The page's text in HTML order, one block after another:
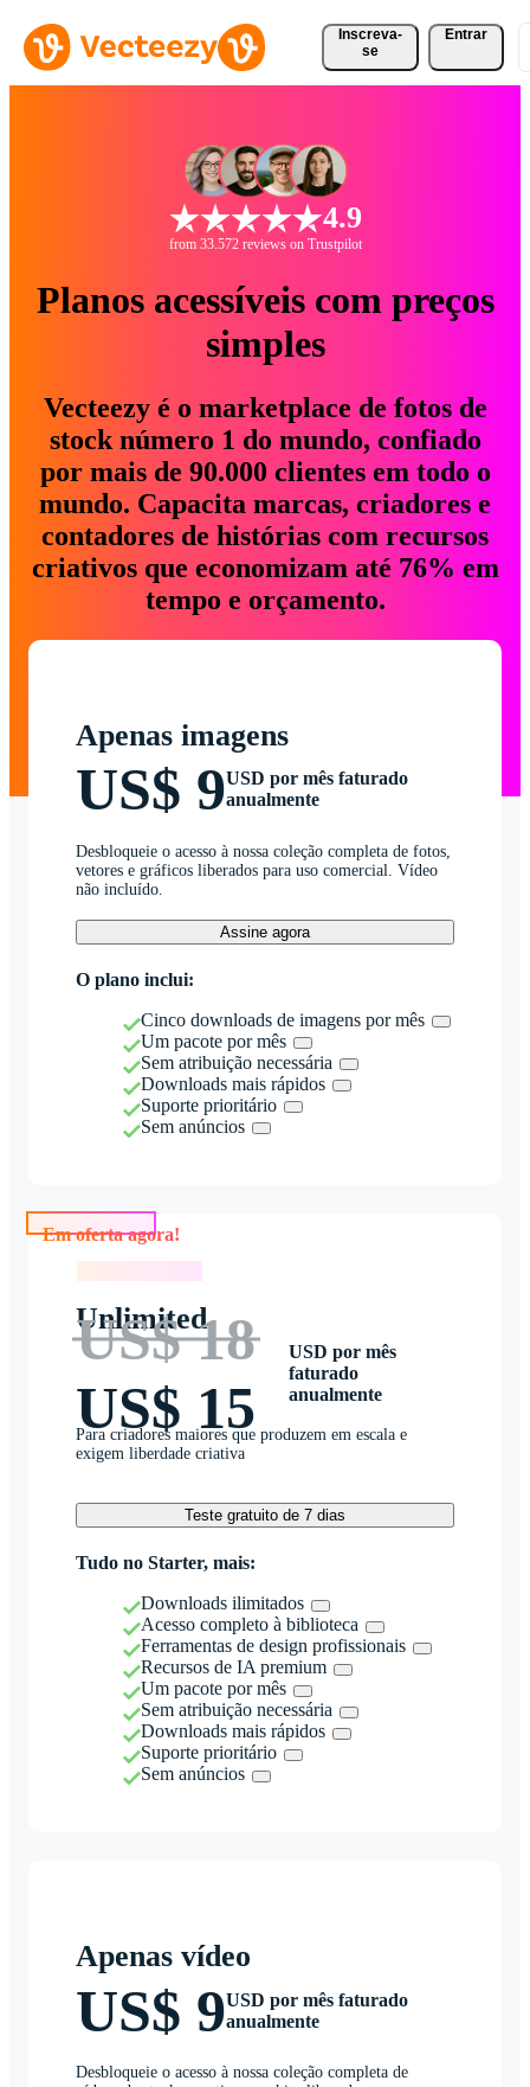
Inscreva-
se
Entrar
4.9
from 33.572 reviews on Trustpilot
Planos acessíveis com preços
simples
Vecteezy é o marketplace de fotos de
stock número 1 do mundo, confiado
por mais de 90.000 clientes em todo o
mundo. Capacita marcas, criadores e
contadores de histórias com recursos
criativos que economizam até 76% em
tempo e orçamento.
Apenas imagens
US$ 9USD por mês faturado
anualmente
Desbloqueie o acesso à nossa coleção completa de fotos,
vetores e gráficos liberados para uso comercial. Vídeo
não incluído.
Assine agora
O plano inclui:
Cinco downloads de imagens por mês
Um pacote por mês
Sem atribuição necessária
Downloads mais rápidos
Suporte prioritário
Sem anúncios
Unlimited
US$ 18
US$ 15
USD por mês
faturado
anualmente
Para criadores maiores que produzem em escala e
exigem liberdade criativa
Teste gratuito de 7 dias
Tudo no Starter, mais:
Downloads ilimitados
Acesso completo à biblioteca
Ferramentas de design profissionais
Recursos de IA premium
Um pacote por mês
Sem atribuição necessária
Downloads mais rápidos
Suporte prioritário
Sem anúncios
Apenas vídeo
US$ 9USD por mês faturado
anualmente
Desbloqueie o acesso à nossa coleção completa de